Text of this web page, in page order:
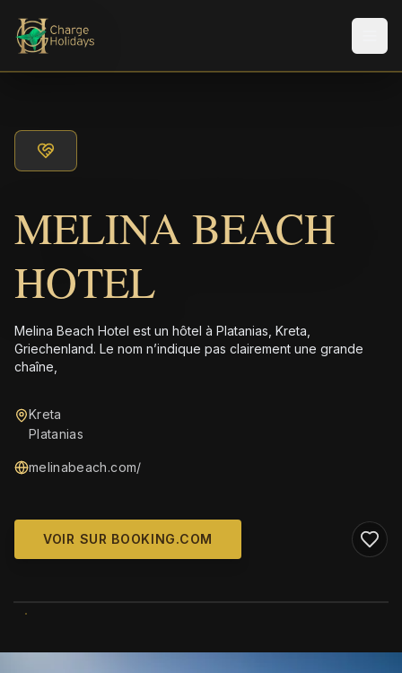
MELINA BEACH
HOTEL
Melina Beach Hotel est un hôtel à Platanias, Kreta,
Griechenland. Le nom n’indique pas clairement une grande
chaîne,
Kreta
Platanias
melinabeach.com/
VOIR SUR BOOKING.COM